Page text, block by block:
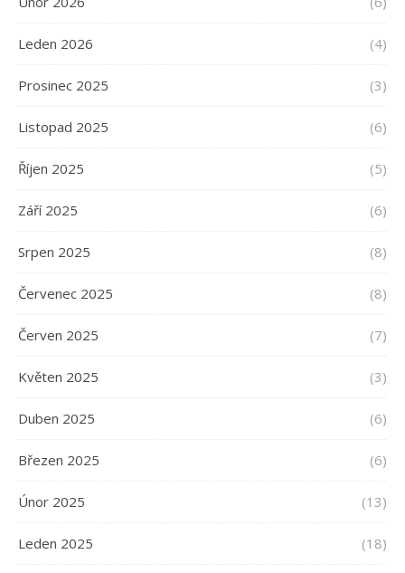
Leden 2026 (4)
Prosinec 2025 (3)
Listopad 2025 (6)
Říjen 2025 (5)
Září 2025 (6)
Srpen 2025 (8)
Červenec 2025 (8)
Červen 2025 (7)
Květen 2025 (3)
Duben 2025 (6)
Březen 2025 (6)
Únor 2025 (13)
Leden 2025 (18)